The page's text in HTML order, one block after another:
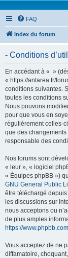
FAQ
Index du forum
- Conditions
En accédant à « »
« https://antarea.fr/
conditions suivantes.
toutes les conditions
Nous pouvons
pour que vous en
régulièrement celles-
que des changements
responsable des
Nos forums sont
« leur », « logiciel
« Équipes phpBB »)
GNU General Public
être téléchargé depuis
les discussions sur
nous acceptons ou
de plus amples
https://
Vous acceptez de ne
diffamatoire,